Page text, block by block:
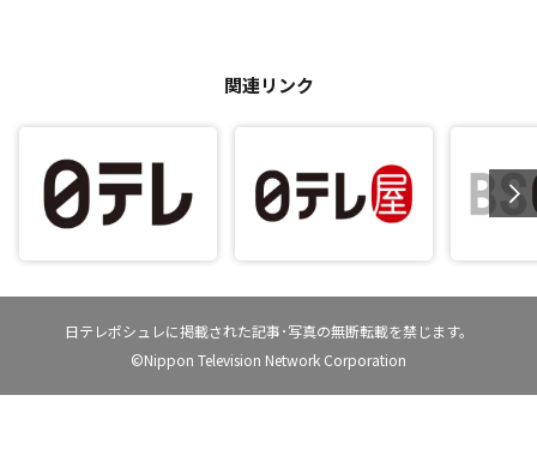
関連リンク
日テレポシュレに掲載された記事･写真の無断転載を禁じます。
©Nippon Television Network Corporation